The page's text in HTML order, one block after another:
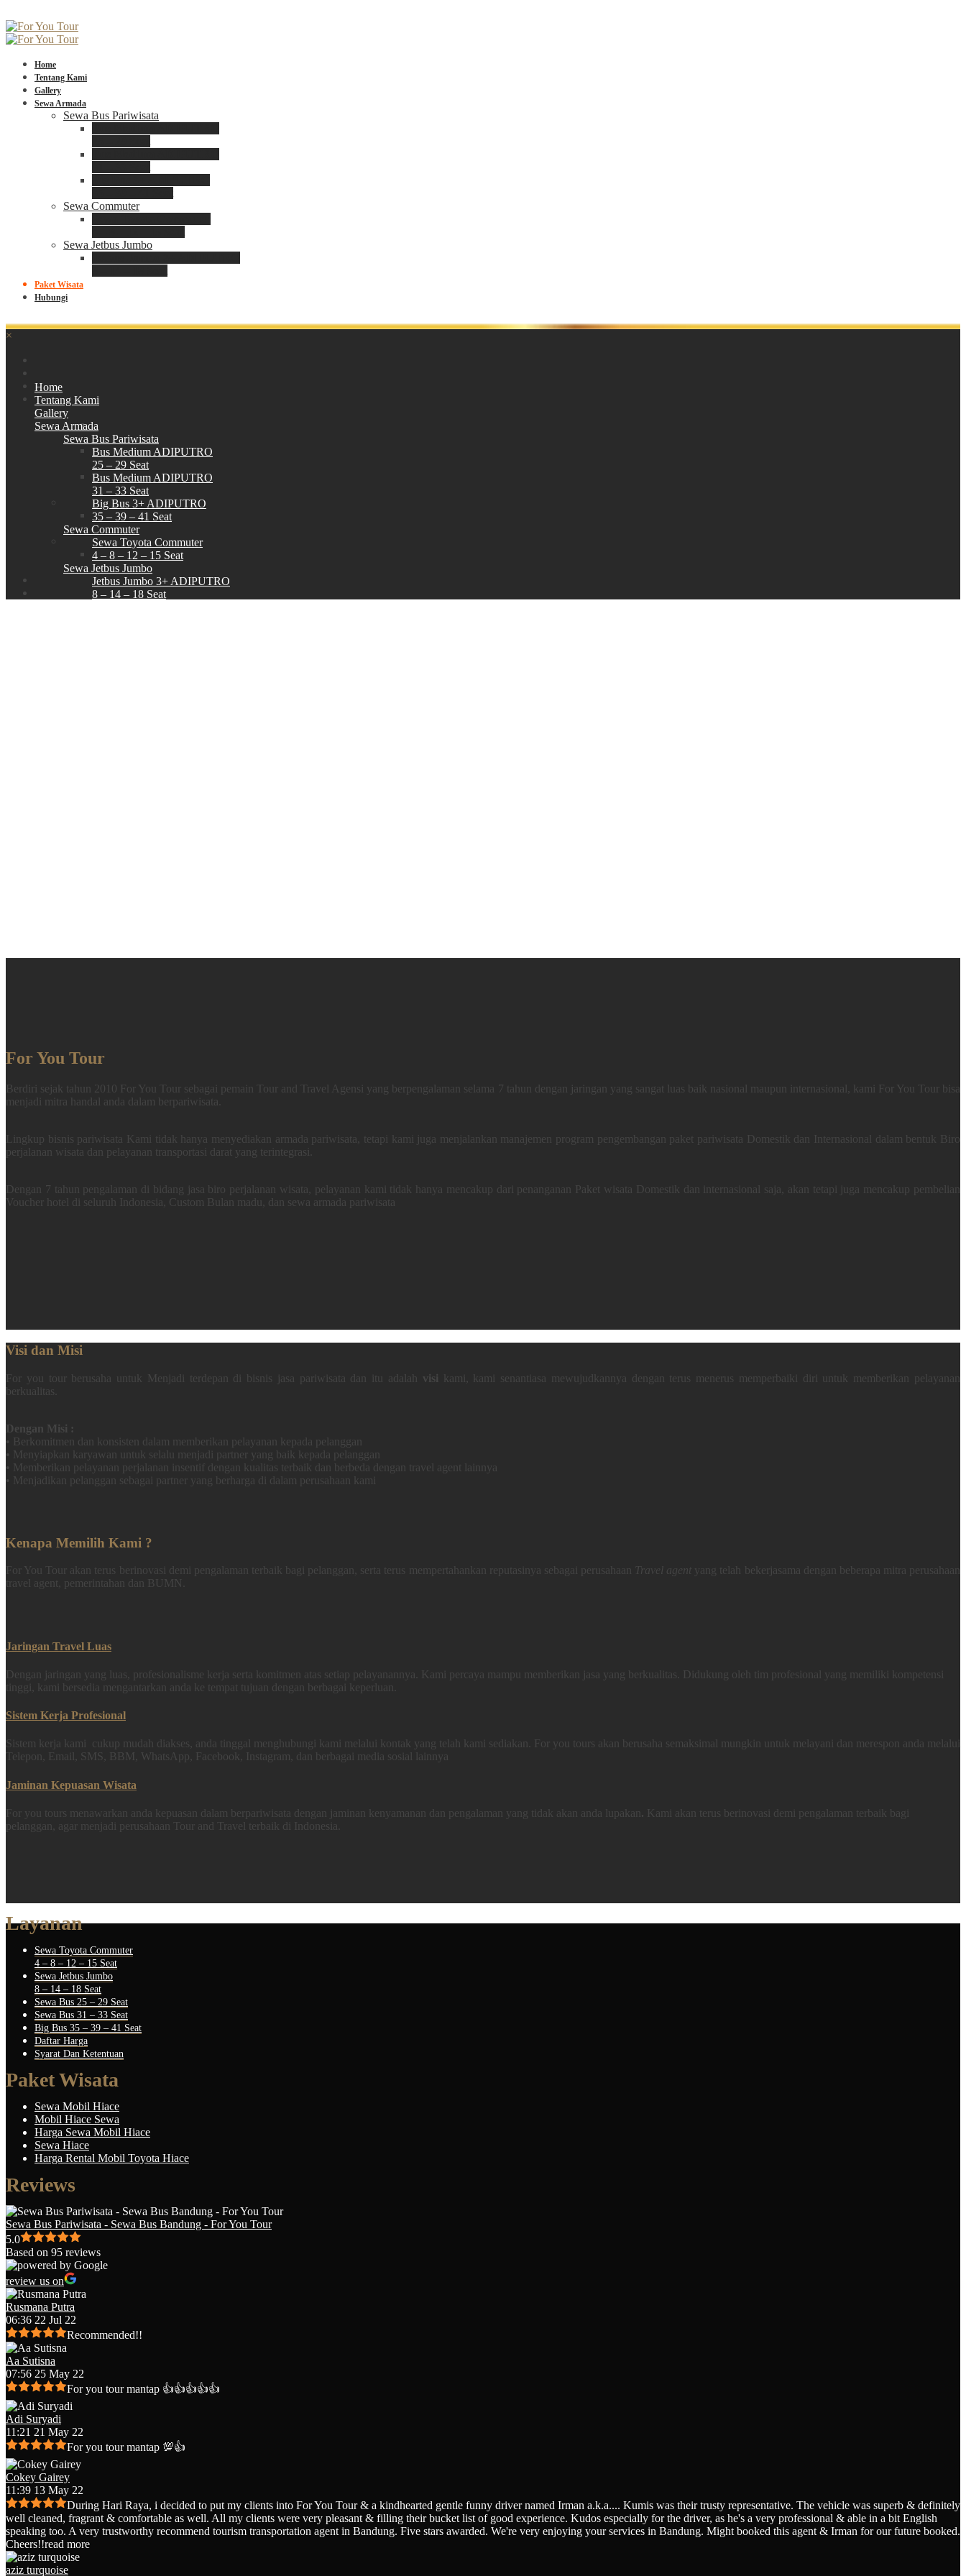
Home
Tentang Kami
Gallery
Sewa Armada
Sewa Bus Pariwisata
Sewa Commuter
Sewa Jetbus Jumbo
Paket Wisata
Hubungi
×
Home
Tentang Kami
Gallery
Sewa Armada
Sewa Bus Pariwisata
Bus Medium ADIPUTRO
25 – 29 Seat
Bus Medium ADIPUTRO
31 – 33 Seat
Big Bus 3+ ADIPUTRO
35 – 39 – 41 Seat
Sewa Commuter
Sewa Toyota Commuter
4 – 8 – 12 – 15 Seat
Sewa Jetbus Jumbo
Jetbus Jumbo 3+ ADIPUTRO
8 – 14 – 18 Seat
For You Tour
Berdiri sejak tahun 2010 For You Tour sebagai pemain Tour and Travel Agensi yang berpengalaman selama 7 tahun dengan jaringan yang sangat luas baik nasional maupun internasional, kami For You Tour bisa
menjadi mitra handal anda dalam berpariwisata.
Lingkup bisnis pariwisata Kami tidak hanya menyediakan armada pariwisata, tetapi kami juga menjalankan manajemen program pengembangan paket pariwisata Domestik dan Internasional dalam bentuk Biro
perjalanan wisata dan pelayanan transportasi darat yang terintegrasi.
Dengan 7 tahun pengalaman di bidang jasa biro perjalanan wisata, pelayanan kami tidak hanya mencakup dari penanganan Paket wisata Domestik dan internasional saja, akan tetapi juga mencakup pembelian
Voucher hotel di seluruh Indonesia, Custom Bulan madu, dan sewa armada pariwisata
Visi dan Misi
For you tour berusaha untuk Menjadi terdepan di bisnis jasa pariwisata dan itu adalah visi kami, kami senantiasa mewujudkannya dengan terus menerus memperbaiki diri untuk memberikan pelayanan
berkualitas.
Dengan Misi :
• Berkomitmen dan konsisten dalam memberikan pelayanan kepada pelanggan
• Menyiapkan karyawan untuk selalu menjadi partner yang baik kepada pelanggan
• Memberikan pelayanan perjalanan insentif dengan kualitas terbaik dan berbeda dengan travel agent lainnya
• Menjadikan pelanggan sebagai partner yang berharga di dalam perusahaan kami
Kenapa Memilih Kami ?
For You Tour akan terus berinovasi demi pengalaman terbaik bagi pelanggan, serta terus mempertahankan reputasinya sebagai perusahaan Travel agent yang telah bekerjasama dengan beberapa mitra perusahaan
travel agent, pemerintahan dan BUMN.
Jaringan Travel Luas
Dengan jaringan yang luas, profesionalisme kerja serta komitmen atas setiap pelayanannya. Kami percaya mampu memberikan jasa yang berkualitas. Didukung oleh tim profesional yang memiliki kompetensi
tinggi, kami bersedia mengantarkan anda ke tempat tujuan dengan berbagai keperluan.
Sistem Kerja Profesional
Sistem kerja kami cukup mudah diakses, anda tinggal menghubungi kami melalui kontak yang telah kami sediakan. For you tours akan berusaha semaksimal mungkin untuk melayani dan merespon anda melalui
Telepon, Email, SMS, BBM, WhatsApp, Facebook, Instagram, dan berbagai media sosial lainnya
Jaminan Kepuasan Wisata
For you tours menawarkan anda kepuasan dalam berpariwisata dengan jaminan kenyamanan dan pengalaman yang tidak akan anda lupakan . Kami akan terus berinovasi demi pengalaman terbaik bagi
pelanggan, agar menjadi perusahaan Tour and Travel terbaik di Indonesia.
Layanan
Sewa Toyota Commuter
4 – 8 – 12 – 15 Seat
Sewa Jetbus Jumbo
8 – 14 – 18 Seat
Sewa Bus 25 – 29 Seat
Sewa Bus 31 – 33 Seat
Big Bus 35 – 39 – 41 Seat
Daftar Harga
Syarat Dan Ketentuan
Paket Wisata
Sewa Mobil Hiace
Mobil Hiace Sewa
Harga Sewa Mobil Hiace
Sewa Hiace
Harga Rental Mobil Toyota Hiace
Reviews
Sewa Bus Pariwisata - Sewa Bus Bandung - For You Tour
5.0
Based on 95 reviews
review us on
Rusmana Putra
06:36 22 Jul 22
Recommended!!
Aa Sutisna
07:56 25 May 22
For you tour mantap 👍👍👍👍👍
Adi Suryadi
11:21 21 May 22
For you tour mantap 💯👍
Cokey Gairey
11:39 13 May 22
During Hari Raya, i decided to put my clients into For You Tour & a kindhearted gentle funny driver named Irman a.k.a.... Kumis was their trusty representative. The vehicle was superb & definitely
well cleaned, fragrant & comfortable as well. All my clients were very pleasant & filling their bucket list of good experience. Kudos especially for the driver, as he's a very professional & able in a bit English
speaking too. A very trustworthy recommend tourism transportation agent in Bandung. Five stars awarded. We're very enjoying your services in Bandung. Might booked this agent & Irman for our future booked.
Cheers!!read more
aziz turquoise